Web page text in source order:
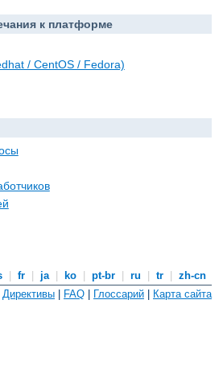
к платформе
/ CentOS / Fedora)
fr ja ko pt-br ru tr
zh-cn
Директивы | FAQ | Глоссарий | Карта сайта